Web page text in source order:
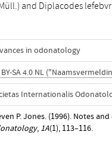
and Diplacodes
in odonatology
BY-SA 4.0 NL
Internationalis
P. Jones. (1996). Notes
, 1A(1), 113–116.